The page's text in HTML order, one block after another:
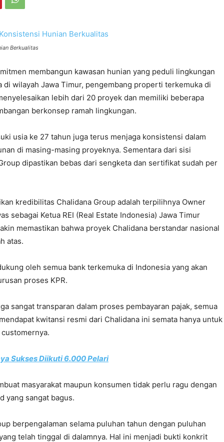
Berkualitas
membangun kawasan hunian yang peduli lingkungan
di wilayah Jawa Timur, pengembang properti terkemuka di
lebih dari 20 proyek dan memiliki beberapa
berkonsep ramah lingkungan.
usia ke 27 tahun juga terus menjaga konsistensi dalam
di masing-masing proyeknya. Sementara dari sisi
dipastikan bebas dari sengketa dan sertifikat sudah per
kredibilitas Chalidana Group adalah terpilihnya Owner
sebagai Ketua REI (Real Estate Indonesia) Jawa Timur
memastikan bahwa proyek Chalidana berstandar nasional
atas.
oleh semua bank terkemuka di Indonesia yang akan
proses KPR.
sangat transparan dalam proses pembayaran pajak, semua
kwitansi resmi dari Chalidana ini semata hanya untuk
Sukses Diikuti 6.000 Pelari
masyarakat maupun konsumen tidak perlu ragu dengan
yang sangat bagus.
berpengalaman selama puluhan tahun dengan puluhan
telah tinggal di dalamnya. Hal ini menjadi bukti konkrit